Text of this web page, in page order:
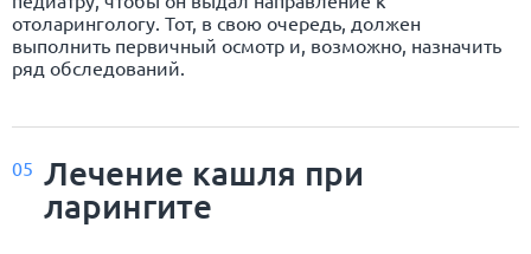
отоларингологу. Тот, в свою очередь, должен
выполнить первичный осмотр и, возможно, назначить
ряд обследований.
05 Лечение кашля при
ларингите